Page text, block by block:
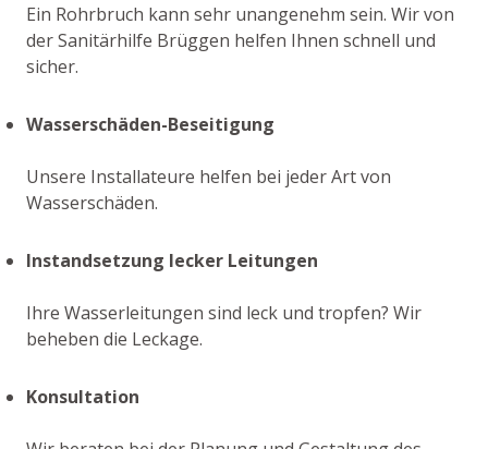
Ein Rohrbruch kann sehr unangenehm sein. Wir von
der Sanitärhilfe Brüggen helfen Ihnen schnell und
sicher.
Wasserschäden-Beseitigung
Unsere Installateure helfen bei jeder Art von
Wasserschäden.
Instandsetzung lecker Leitungen
Ihre Wasserleitungen sind leck und tropfen? Wir
beheben die Leckage.
Konsultation